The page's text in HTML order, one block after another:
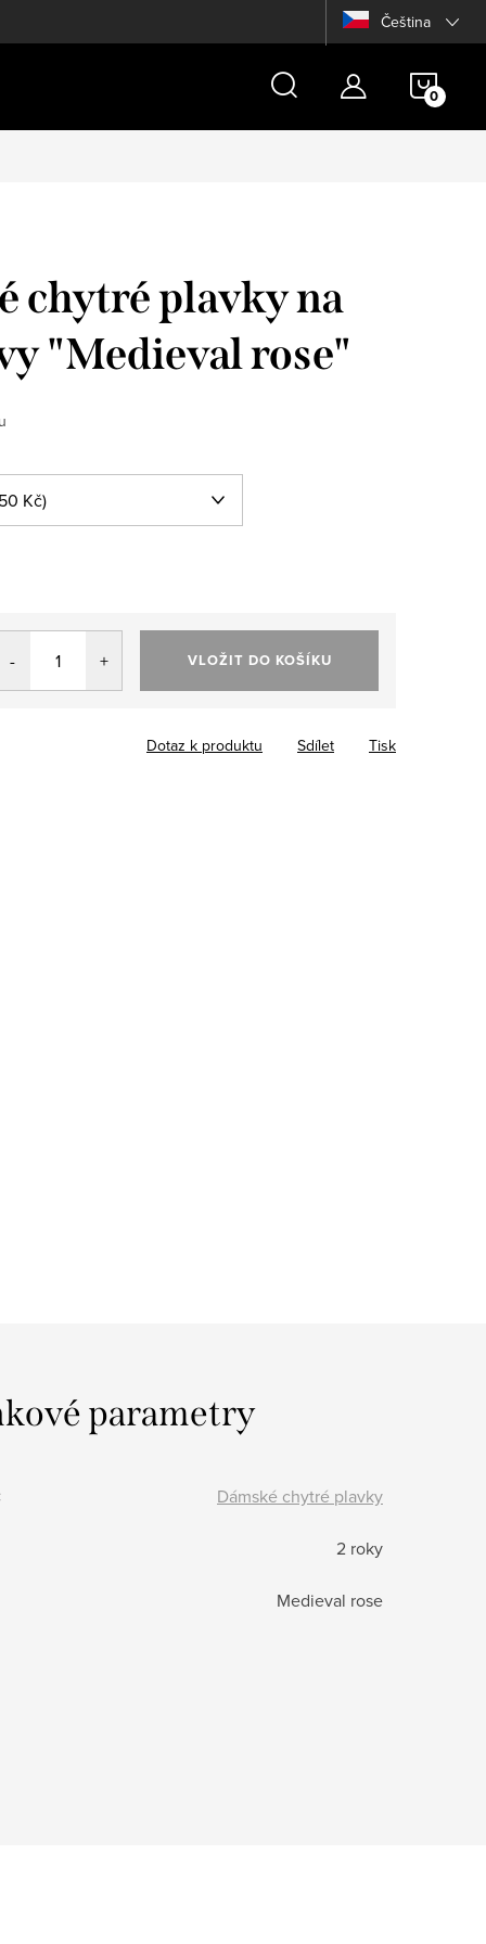
Čeština
chytré plavky na
"Medieval rose"
VLOŽIT DO KOŠÍKU
Tisk
Dotaz k produktu Sdílet
parametry
Dámské chytré plavky
2 roky
Medieval rose